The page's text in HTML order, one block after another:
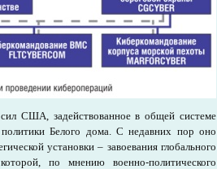
США, задействованное в общей системе
политики Белого дома. С недавних пор оно
установки – завоевания глобального
по мнению военно-политического